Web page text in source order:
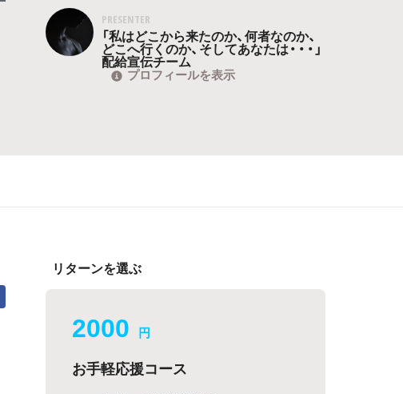
PRESENTER
「私はどこから来たのか、何者なのか、
どこへ行くのか、そしてあなたは・・・」
配給宣伝チーム
プロフィールを表示
リターンを選ぶ
2000 円
お手軽応援コース